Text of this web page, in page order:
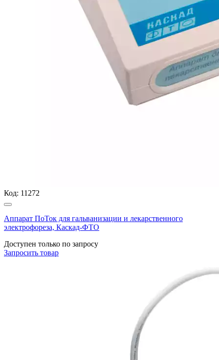
Код: 11272
Аппарат ПоТок для гальванизации и лекарственного
электрофореза, Каскад-ФТО
Доступен только по запросу
Запросить товар